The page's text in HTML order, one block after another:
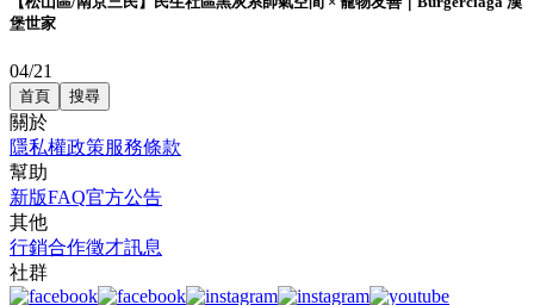
堡世家
04/21
首頁 搜尋
關於
隱私權政策服務條款
幫助
新版FAQ官方公告
其他
行銷合作徵才訊息
社群